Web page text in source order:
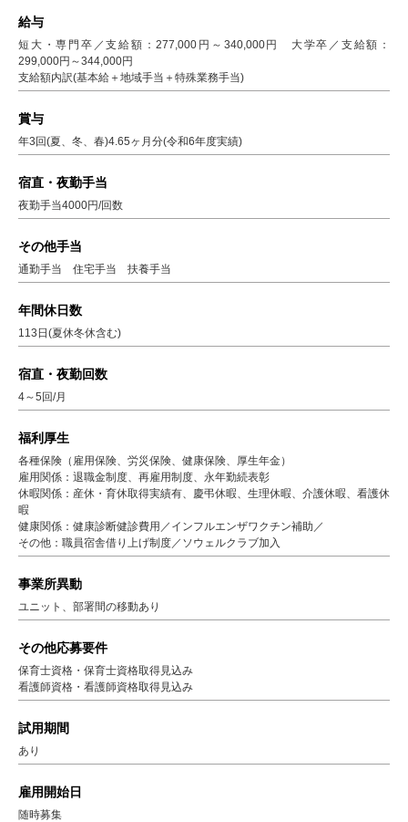
給与
短大・専門卒／支給額：277,000円～340,000円 大学卒／支給額：
299,000円～344,000円
支給額内訳(基本給＋地域手当＋特殊業務手当)
賞与
年3回(夏、冬、春)4.65ヶ月分(令和6年度実績)
宿直・夜勤手当
夜勤手当4000円/回数
その他手当
通勤手当 住宅手当 扶養手当
年間休日数
113日(夏休冬休含む)
宿直・夜勤回数
4～5回/月
福利厚生
各種保険（雇用保険、労災保険、健康保険、厚生年金）
雇用関係：退職金制度、再雇用制度、永年勤続表彰
休暇関係：産休・育休取得実績有、慶弔休暇、生理休暇、介護休暇、看護休
暇
健康関係：健康診断健診費用／インフルエンザワクチン補助／
その他：職員宿舎借り上げ制度／ソウェルクラブ加入
事業所異動
ユニット、部署間の移動あり
その他応募要件
保育士資格・保育士資格取得見込み
看護師資格・看護師資格取得見込み
試用期間
あり
雇用開始日
随時募集